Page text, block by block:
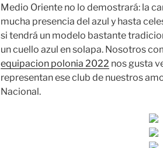
Medio Oriente no lo demostrará: la
mucha presencia del azul y hasta
si tendrá un modelo bastante
un cuello azul en solapa. Nosotros
equipacion polonia 2022 nos gusta
representan ese club de nuestros
Nacional.